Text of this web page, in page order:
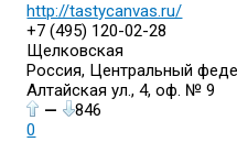
http://tastycanvas.ru/
+7 (495) 120-02-28
Щелковская
Россия, Центральный
Алтайская ул., 4, оф. № 9
—
846
0